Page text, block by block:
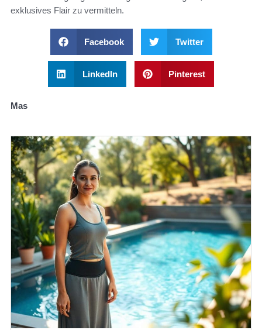
exklusives Flair zu vermitteln.
Facebook Twitter
LinkedIn Pinterest
Mas